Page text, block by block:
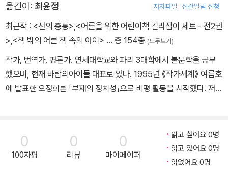
옮긴이: 최윤정 저자파일 신간알림 신청
최근작 : <선의 충동>,<어른을 위한 어린이책 길라잡이 세트 - 전2권
>,<책 밖의 어른 책 속의 아이> … 총 154종 (모두보기)
작가, 번역가, 평론가. 연세대학교와 파리 3대학에서 불문학을 공부
했으며, 현재 바람의아이들 대표로 있다. 1995년 《작가세계》 여름호
에 발표한 오정희론 「부재의 정치성」으로 비평 활동을 시작했다. 저서
『문학과 악』 『미술과 정신분석』 『미켈란젤로 부오나로티』 등의 비평
서와 『난 아무것도 먹고 싶지 않아』 『악마와의 계약』 『스파게티 신드
롬』 『딸들이 자라서 엄마가 된다』 『늑대의 눈』 등 다수의 소설 및 어
0
100자평
0
리뷰
0
마이페이퍼
읽고 싶어요 0명
읽고 있어요 0명
읽었어요 0명